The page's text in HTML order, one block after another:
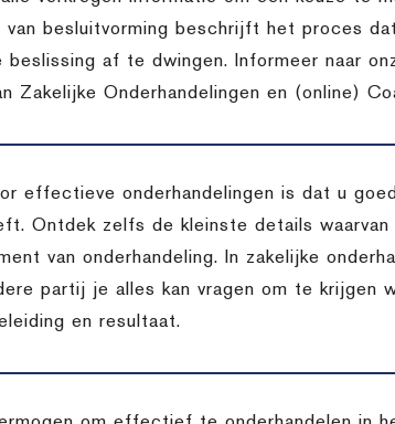
besluitvorming beschrijft het proces
beslissing af te dwingen. Informeer naar
Zakelijke Onderhandelingen en (online)
effectieve onderhandelingen is dat u
Ontdek zelfs de kleinste details
van onderhandeling. In zakelijke
partij je alles kan vragen om te krijgen
en resultaat.